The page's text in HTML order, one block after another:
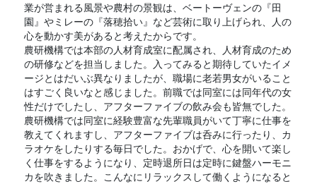
業が営まれる風景や農村の景観は、ベートーヴェンの『田
園』やミレーの『落穂拾い』など芸術に取り上げられ、人の
心を動かす美があると考えたからです。
農研機構では本部の人材育成室に配属され、人材育成のため
の研修などを担当しました。入ってみると期待していたイメ
ージとはだいぶ異なりましたが、職場に老若男女がいること
はすごく良いなと感じました。前職では同室には同年代の女
性だけでしたし、アフターファイブの飲み会も皆無でした。
農研機構では同室に経験豊富な先輩職員がいて丁寧に仕事を
教えてくれますし、アフターファイブは呑みに行ったり、カ
ラオケをしたりする毎日でした。おかげで、心を開いて楽し
く仕事をするようになり、定時退所日は定時に鍵盤ハーモニ
カを吹きました。こんなにリラックスして働くようになると